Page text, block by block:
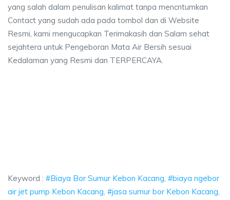
yang salah dalam penulisan kalimat tanpa mencntumkan
Contact yang sudah ada pada tombol dan di Website
Resmi, kami mengucapkan Terimakasih dan Salam sehat
sejahtera untuk Pengeboran Mata Air Bersih sesuai
Kedalaman yang Resmi dan TERPERCAYA.
Keyword : #Biaya Bor Sumur Kebon Kacang, #biaya ngebor
air jet pump Kebon Kacang, #jasa sumur bor Kebon Kacang,